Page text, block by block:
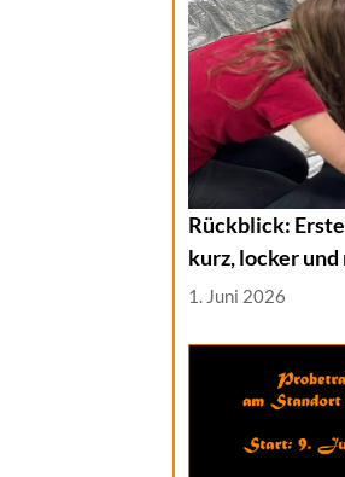
Rückblick:
kurz, locker
1. Juni 2026